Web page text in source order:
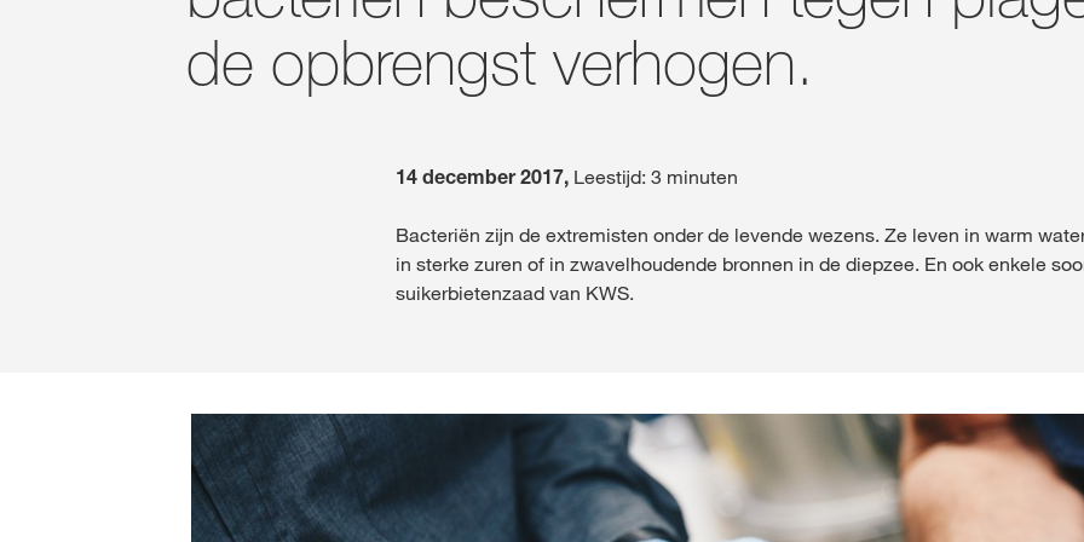
de opbrengst verhogen.
14 december 2017, Leestijd: 3 minuten
Bacteriën zijn de extremisten onder de levende wezens. Ze leven in warm
in sterke zuren of in zwavelhoudende bronnen in de diepzee. En ook enkele
suikerbietenzaad van KWS.